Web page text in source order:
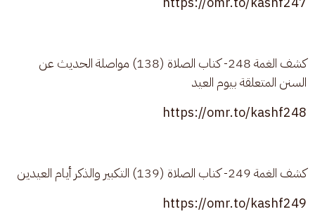
كشف الغمة 248- كتاب الصلاة (138) مواصلة الحديث عن
السنن المتعلقة بيوم العيد
https://omr.to/kashf248
كشف الغمة 249- كتاب الصلاة (139) التكبير والذكر أيام العيدين
https://omr.to/kashf249